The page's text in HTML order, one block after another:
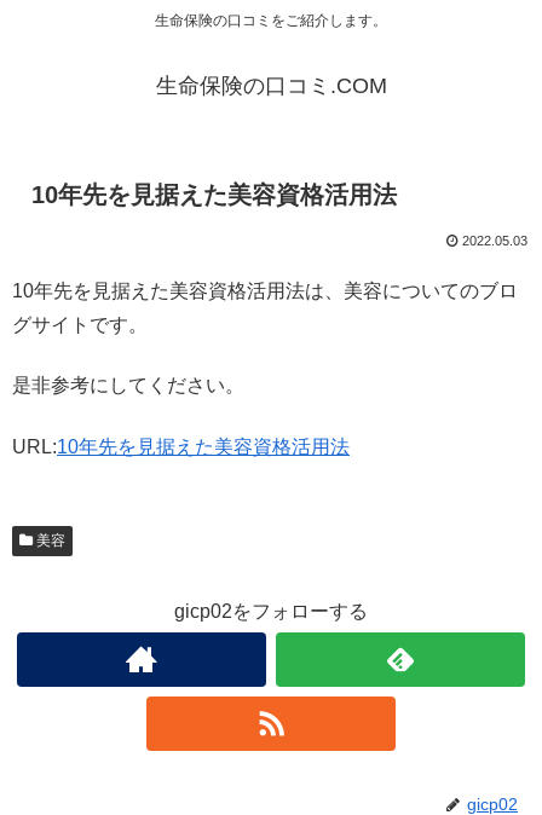
生命保険の口コミをご紹介します。
生命保険の口コミ.COM
10年先を見据えた美容資格活用法
2022.05.03
10年先を見据えた美容資格活用法は、美容についてのブロ
グサイトです。
是非参考にしてください。
URL:10年先を見据えた美容資格活用法
美容
gicp02をフォローする
gicp02